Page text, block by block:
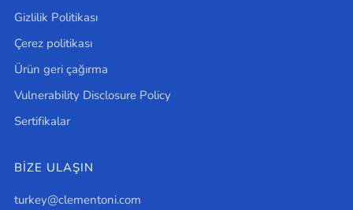
Gizlilik Politikası
Çerez politikası
Ürün geri çağırma
Vulnerability Disclosure Policy
Sertifikalar
BİZE ULAŞIN
turkey@clementoni.com